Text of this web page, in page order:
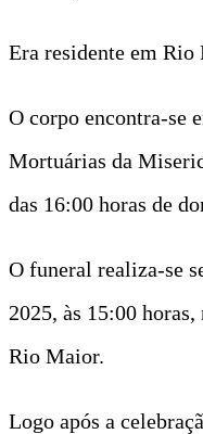
Era residente em Rio
O corpo encontra-se
Mortuárias da
das 16:00 horas de
O funeral realiza-se
2025, às 15:00
Rio Maior.
Logo após a